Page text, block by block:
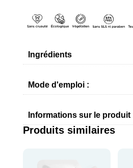
DE
LA
MORTE
AVEC
D'ALOE
MIEL
ET
HUILE
Ingrédients
Mode d'emploi :
Informations sur le produit
Produits similaires